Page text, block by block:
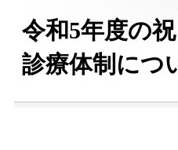
令和5年度の
診療体制につ